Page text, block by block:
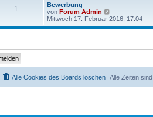
1
Bewerbung
von Forum Admin
e
u
B
e
i
t
Mittwoch 17. Februar 2016, 17:04
Alle Zeiten sind
Alle Cookies des Boards löschen